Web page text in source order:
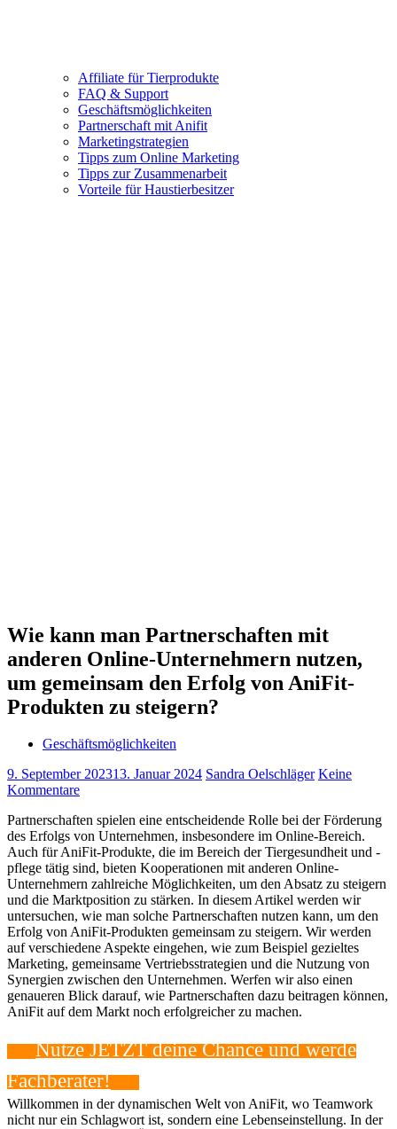
Affiliate für Tierprodukte
FAQ & Support
Geschäftsmöglichkeiten
Partnerschaft mit Anifit
Marketingstrategien
Tipps zum Online Marketing
Tipps zur Zusammenarbeit
Vorteile für Haustierbesitzer
Wie kann man Partnerschaften mit
anderen Online-Unternehmern nutzen,
um gemeinsam den Erfolg von AniFit-
Produkten zu steigern?
Geschäftsmöglichkeiten
9. September 202313. Januar 2024 Sandra Oelschläger Keine
Kommentare
Partnerschaften spielen eine entscheidende Rolle bei der Förderung
des Erfolgs von Unternehmen, insbesondere im Online-Bereich.
Auch für AniFit-Produkte, die im Bereich der Tiergesundheit und -
pflege tätig sind, bieten Kooperationen mit anderen Online-
Unternehmern zahlreiche Möglichkeiten, um den Absatz zu steigern
und die Marktposition zu stärken. In diesem Artikel werden wir
untersuchen, wie man solche Partnerschaften nutzen kann, um den
Erfolg von AniFit-Produkten gemeinsam zu steigern. Wir werden
auf verschiedene Aspekte eingehen, wie zum Beispiel gezieltes
Marketing, gemeinsame Vertriebsstrategien und die Nutzung von
Synergien zwischen den Unternehmen. Werfen wir also einen
genaueren Blick darauf, wie Partnerschaften dazu beitragen können,
AniFit auf dem Markt noch erfolgreicher zu machen.
Nutze JETZT deine Chance​ und werde
Fachberater!
Willkommen in der⁢ dynamischen Welt ⁢von AniFit,⁣ wo Teamwork
nicht nur​ ein Schlagwort ist, sondern​ eine Lebenseinstellung. In der